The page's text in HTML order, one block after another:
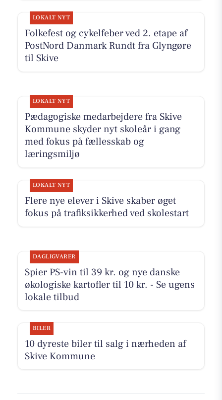
LOKALT NYT
Folkefest og cykelfeber ved 2. etape af
PostNord Danmark Rundt fra Glyngøre
til Skive
LOKALT NYT
Pædagogiske medarbejdere fra Skive
Kommune skyder nyt skoleår i gang
med fokus på fællesskab og
læringsmiljø
LOKALT NYT
Flere nye elever i Skive skaber øget
fokus på trafiksikkerhed ved skolestart
DAGLIGVARER
Spier PS-vin til 39 kr. og nye danske
økologiske kartofler til 10 kr. - Se ugens
lokale tilbud
BILER
10 dyreste biler til salg i nærheden af
Skive Kommune